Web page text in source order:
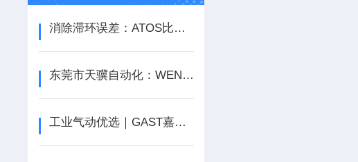
消除滞环误差：ATOS比例阀RZMO-P1-010-315的线性度与重复精度
东莞市天骥自动化：WENGLOR（威格勒）光电传感器经销代理商深度解析
工业气动优选｜GAST嘉仕达全系供应商：东莞市天骥自动化设备有限公司